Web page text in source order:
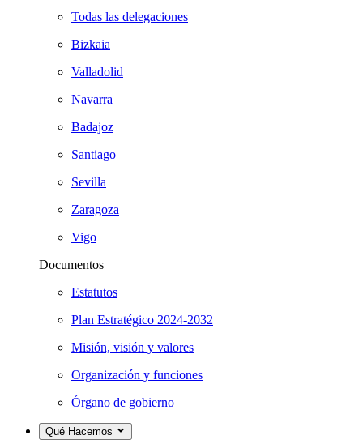
Todas las delegaciones
Bizkaia
Valladolid
Navarra
Badajoz
Santiago
Sevilla
Zaragoza
Vigo
Documentos
Estatutos
Plan Estratégico 2024-2032
Misión, visión y valores
Organización y funciones
Órgano de gobierno
Qué Hacemos